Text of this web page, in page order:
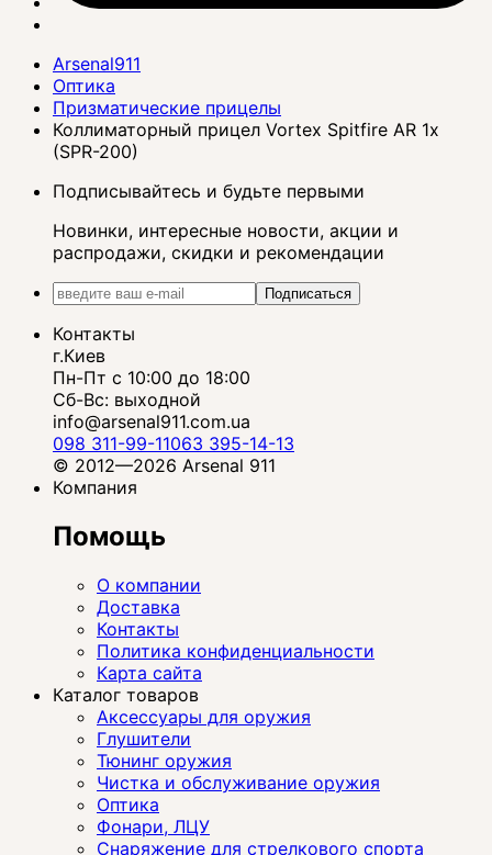
Arsenal911
Оптика
Призматические прицелы
Коллиматорный прицел Vortex Spitfire AR 1x
(SPR-200)
Подписывайтесь и будьте первыми
Новинки, интересные новости, акции и
распродажи, скидки и рекомендации
Подписаться
Контакты
г.Киев
Пн-Пт с 10:00 до 18:00
Сб-Вс: выходной
info@arsenal911.com.ua
098 311-99-11063 395-14-13
© 2012—2026 Arsenal 911
Компания
Помощь
О компании
Доставка
Контакты
Политика конфиденциальности
Карта сайта
Каталог товаров
Аксессуары для оружия
Глушители
Тюнинг оружия
Чистка и обслуживание оружия
Оптика
Фонари, ЛЦУ
Снаряжение для стрелкового спорта